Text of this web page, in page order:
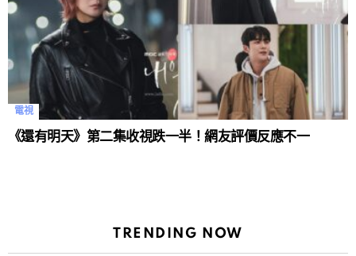
電視
《還有明天》第二集收視跌一半！網友評價反應不一
TRENDING NOW